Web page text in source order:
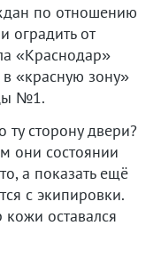
по отношению
оградить от
«Краснодар»
в «красную зону»
№1.
сторону двери?
они состоянии
а показать ещё
с экипировки.
оставался